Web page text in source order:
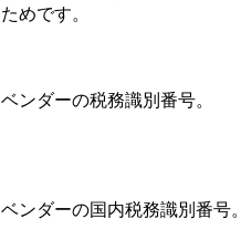
ためです。
ベンダーの税務識別番号。
ベンダーの国内税務識別番号。